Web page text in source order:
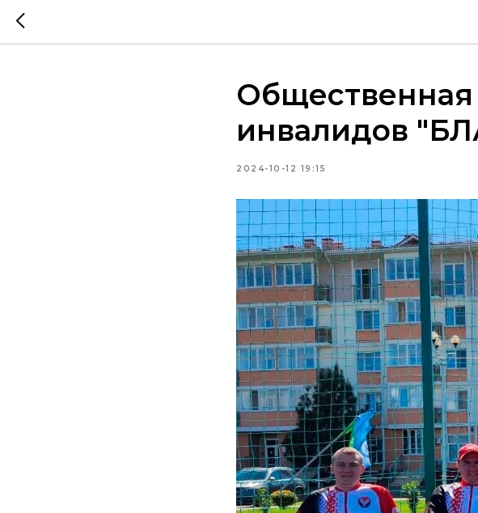
Общественная
инвалидов
2024-10-12 19:15